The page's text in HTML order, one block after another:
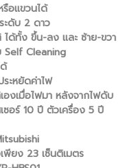
อแขวนได้
ะดับ 2 ดาว
ได้ทั้ง ขึ้น-ลง และ ซ้าย-ขวา
Self Cleaning
ระหยัดค่าไฟ
องเมื่อไฟมา หลังจากไฟดับ
ซอร์ 10 ปี ตัวเครื่อง 5 ปี
พียง 23 เซ็นติเมตร